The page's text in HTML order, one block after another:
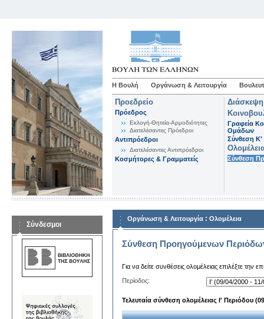
Η Βουλή Οργάνωση & Λειτουργία
Προεδρείο
Πρόεδρος
Εκλογή-Θητεία-Αρμοδιότητες
Διατελέσαντες Πρόεδροι
Αντιπρόεδροι
Διατελέσαντες Αντιπρόεδροι
Κοσμήτορες & Γραμματείς
Γραφεία
Ομάδων
Σύνθεση K'
Σύνθεση
Σύνδεσμοι
Οργάνωση & Λειτουργία : Ολομέλεια
Σύνθεση Προηγούμενων
Για να δείτε συνθέσεις ολομέλειας επιλέξτε την
Περίοδος:
Τελευταία σύνθεση ολομέλειας Ι' Περιόδου